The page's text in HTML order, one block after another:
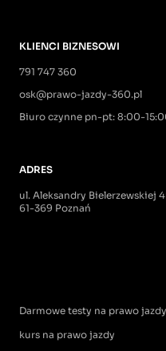
KLIENCI BIZNESOWI
791 747 360
osk@prawo-jazdy-360.pl
Biuro czynne pn-pt: 8:00-
ADRES
ul. Aleksandry Bielerzewskiej
61-369 Poznań
Darmowe testy na prawo jazdy
kurs na prawo jazdy